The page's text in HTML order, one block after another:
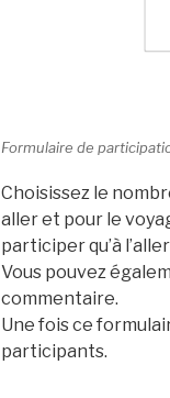
Formulaire de
Choisissez le
aller et pour le
participer qu’à
Vous pouvez
commentaire.
Une fois ce
participants.